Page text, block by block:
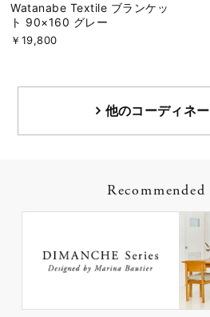
Watanabe Textile ブランケッ
ト 90×160 グレー
￥19,800
他のコーディネ
Recommended